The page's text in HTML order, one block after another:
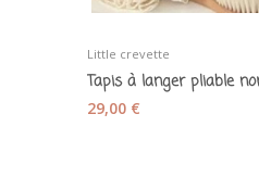
Little crevette
29,00 €